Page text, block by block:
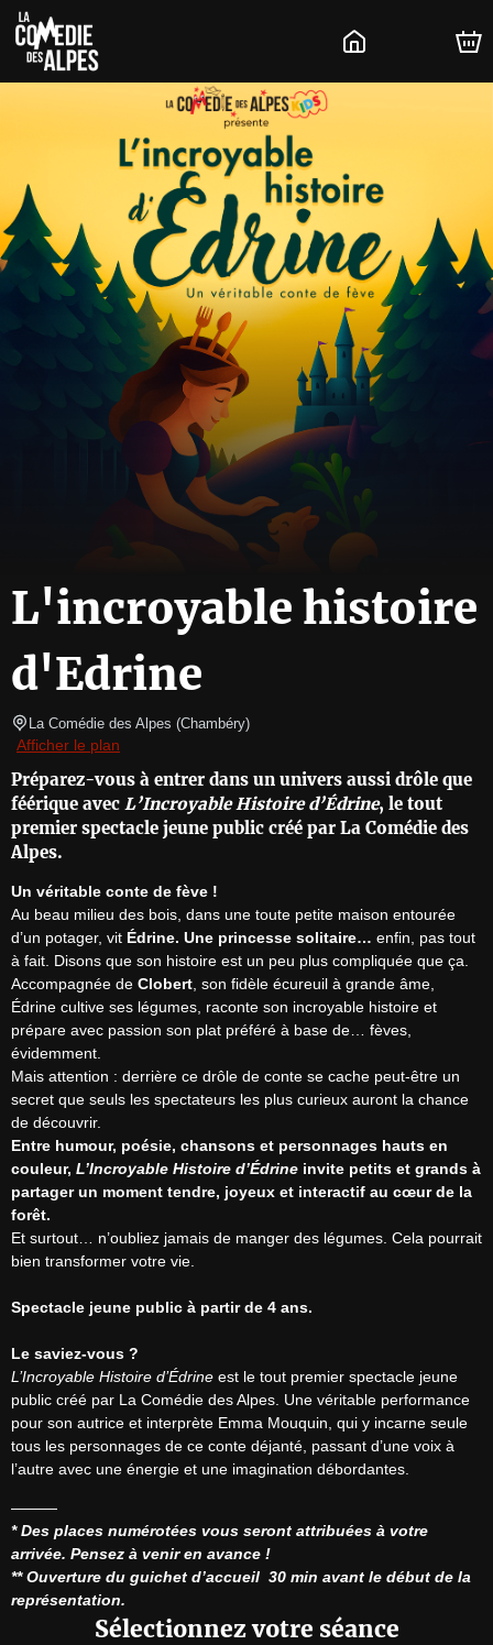
L'incroyable histoire
d'Edrine
La Comédie des Alpes (Chambéry)
Afficher le plan
Préparez-vous à entrer dans un univers aussi drôle que
féérique avec L’Incroyable Histoire d’Édrine, le tout
premier spectacle jeune public créé par La Comédie des
Alpes.
Un véritable conte de fève !
Au beau milieu des bois, dans une toute petite maison entourée
d’un potager, vit Édrine. Une princesse solitaire… enfin, pas tout
à fait. Disons que son histoire est un peu plus compliquée que ça.
Accompagnée de Clobert , son fidèle écureuil à grande âme,
Édrine cultive ses légumes, raconte son incroyable histoire et
prépare avec passion son plat préféré à base de… fèves,
évidemment.
Mais attention : derrière ce drôle de conte se cache peut-être un
secret que seuls les spectateurs les plus curieux auront la chance
Entre humour, poésie, chansons et personnages hauts en
couleur, L’Incroyable Histoire d’Édrine invite petits et grands à
partager un moment tendre, joyeux et interactif au cœur de la
forêt.
Et surtout… n’oubliez jamais de manger des légumes. Cela pourrait
bien transformer votre vie.
Spectacle jeune public à partir de 4 ans.
Le saviez-vous ?
L’Incroyable Histoire d’Édrine est le tout premier spectacle jeune
public créé par La Comédie des Alpes. Une véritable performance
pour son autrice et interprète Emma Mouquin, qui y incarne seule
tous les personnages de ce conte déjanté, passant d’une voix à
l’autre avec une énergie et une imagination débordantes.
* Des places numérotées vous seront attribuées à votre
arrivée. Pensez à venir en avance !
** Ouverture du guichet d’accueil  30 min avant le début de la
représentation.
Sélectionnez votre séance